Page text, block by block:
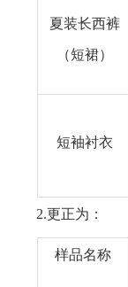
夏装长西裤
（短裙）
短袖衬衣
2.更正为：
样品名称